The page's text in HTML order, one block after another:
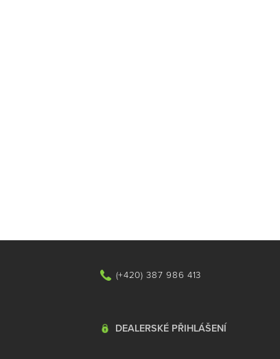
(+420) 387 986 413
DEALERSKÉ PŘIHLÁŠENÍ